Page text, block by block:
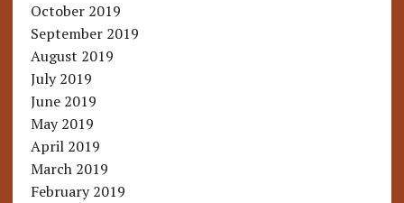
October 2019
September 2019
August 2019
July 2019
June 2019
May 2019
April 2019
March 2019
February 2019